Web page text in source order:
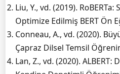
Liu, Y., vd. (2019).
Optimize Edilmiş BERT Ön
Conneau, A., vd. (2020).
Çapraz Dilsel Temsil
Lan, Z., vd. (2020).